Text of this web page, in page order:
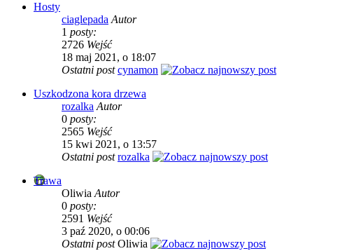
Hosty
ciaglepada Autor
1 posty:
2726 Wejść
18 maj 2021, o 18:07
Ostatni postcynamon
Uszkodzona kora drzewa
rozalka Autor
0 posty:
2565 Wejść
15 kwi 2021, o 13:57
Ostatni postrozalka
Trawa
Oliwia Autor
0 posty:
2591 Wejść
3 paź 2020, o 00:06
Ostatni postOliwia